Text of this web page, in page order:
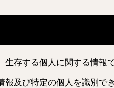
存する個人に関する情
及び特定の個人を識別で